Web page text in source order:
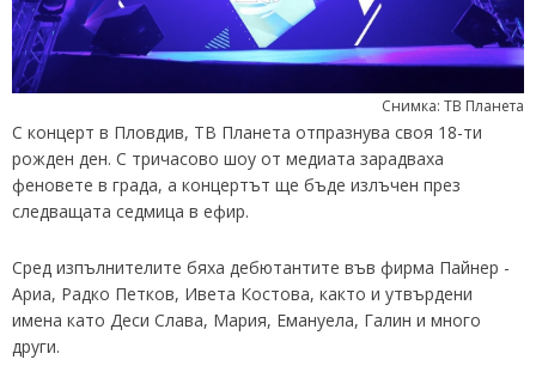
Снимка: ТВ Планета
С концерт в Пловдив, ТВ Планета отпразнува своя 18-ти
рожден ден. С тричасово шоу от медиата зарадваха
феновете в града, а концертът ще бъде излъчен през
следващата седмица в ефир.
Сред изпълнителите бяха дебютантите във фирма Пайнер -
Ариа, Радко Петков, Ивета Костова, както и утвърдени
имена като Деси Слава, Мария, Емануела, Галин и много
други.